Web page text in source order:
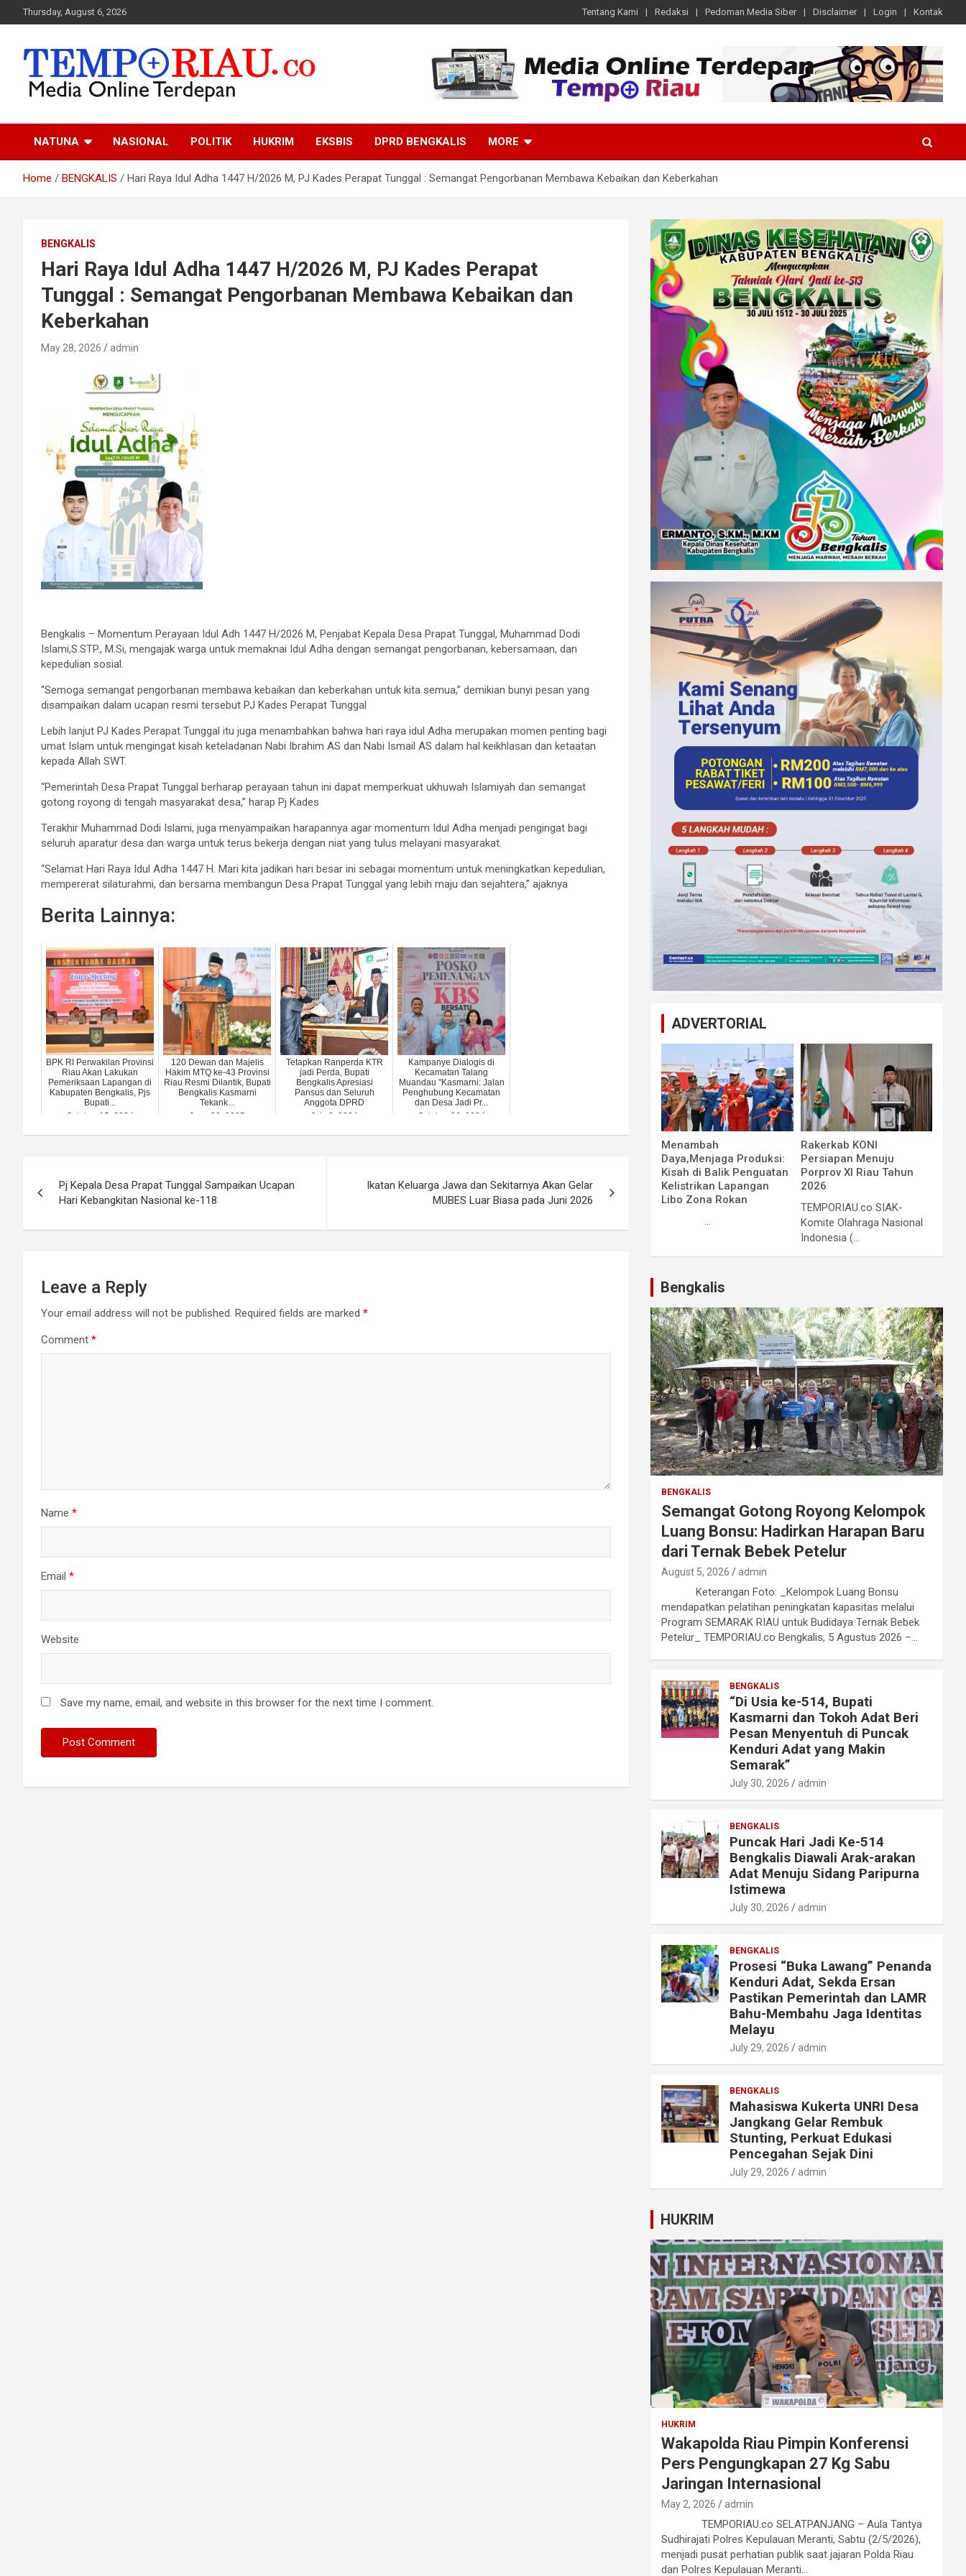
to
Thursday, August 6, 2026 Tentang Kami Redaksi Pedoman Media Siber Disclaimer Login Kontak
Tempo Riau
NATUNA NASIONAL POLITIK HUKRIM EKSBIS DPRD BENGKALIS MORE
Home BENGKALIS Hari Raya Idul Adha 1447 H/2026 M, PJ Kades Perapat Tunggal : Semangat Pengorbanan Membawa Kebaikan dan Keberkahan
BENGKALIS
Hari Raya Idul Adha 1447 H/2026 M, PJ Kades Perapat
Tunggal : Semangat Pengorbanan Membawa Kebaikan dan
Keberkahan
May 28, 2026 admin
Bengkalis – Momentum Perayaan Idul Adh 1447 H/2026 M, Penjabat Kepala Desa Prapat Tunggal, Muhammad Dodi
Islami,S.STP., M.Si, mengajak warga untuk memaknai Idul Adha dengan semangat pengorbanan, kebersamaan, dan
kepedulian sosial.
“Semoga semangat pengorbanan membawa kebaikan dan keberkahan untuk kita semua,” demikian bunyi pesan yang
disampaikan dalam ucapan resmi tersebut PJ Kades Perapat Tunggal
Lebih lanjut PJ Kades Perapat Tunggal itu juga menambahkan bahwa hari raya idul Adha merupakan momen penting bagi
umat Islam untuk mengingat kisah keteladanan Nabi Ibrahim AS dan Nabi Ismail AS dalam hal keikhlasan dan ketaatan
kepada Allah SWT.
“Pemerintah Desa Prapat Tunggal berharap perayaan tahun ini dapat memperkuat ukhuwah Islamiyah dan semangat
gotong royong di tengah masyarakat desa,” harap Pj Kades
Terakhir Muhammad Dodi Islami, juga menyampaikan harapannya agar momentum Idul Adha menjadi pengingat bagi
seluruh aparatur desa dan warga untuk terus bekerja dengan niat yang tulus melayani masyarakat.
“Selamat Hari Raya Idul Adha 1447 H. Mari kita jadikan hari besar ini sebagai momentum untuk meningkatkan kepedulian,
mempererat silaturahmi, dan bersama membangun Desa Prapat Tunggal yang lebih maju dan sejahtera,” ajaknya
Berita Lainnya:
BPK RI Perwakilan Provinsi
Riau Akan Lakukan
Pemeriksaan Lapangan di
Kabupaten Bengkalis, Pjs
Bupati...
October 15, 2024
120 Dewan dan Majelis
Hakim MTQ ke-43 Provinsi
Riau Resmi Dilantik, Bupati
Bengkalis Kasmarni
Tekank...
June 28, 2025
Tetapkan Ranperda KTR
jadi Perda, Bupati
Bengkalis Apresiasi
Pansus dan Seluruh
Anggota DPRD
July 2, 2024
Kampanye Dialogis di
Kecamatan Talang
Muandau "Kasmarni: Jalan
Penghubung Kecamatan
dan Desa Jadi Pr...
October 26, 2024
navigation
Pj Kepala Desa Prapat Tunggal Sampaikan Ucapan
Hari Kebangkitan Nasional ke-118
Ikatan Keluarga Jawa dan Sekitarnya Akan Gelar
MUBES Luar Biasa pada Juni 2026
Leave a Reply
Your email address will not be published. Required fields are marked *
Comment *
Name *
Email *
Website
Save my name, email, and website in this browser for the next time I comment.
ADVERTORIAL
Menambah
Daya,Menjaga Produksi:
Kisah di Balik Penguatan
Kelistrikan Lapangan
Libo Zona Rokan
...
Rakerkab KONI
Persiapan Menuju
Porprov XI Riau Tahun
2026
TEMPORIAU.co SIAK-
Komite Olahraga Nasional
Indonesia (...
Bengkalis
BENGKALIS
Semangat Gotong Royong Kelompok
Luang Bonsu: Hadirkan Harapan Baru
dari Ternak Bebek Petelur
August 5, 2026 admin
Keterangan Foto: _Kelompok Luang Bonsu
mendapatkan pelatihan peningkatan kapasitas melalui
Program SEMARAK RIAU untuk Budidaya Ternak Bebek
Petelur_ TEMPORIAU.co Bengkalis, 5 Agustus 2026 –…
BENGKALIS
“Di Usia ke-514, Bupati
Kasmarni dan Tokoh Adat Beri
Pesan Menyentuh di Puncak
Kenduri Adat yang Makin
Semarak”
July 30, 2026 admin
BENGKALIS
Puncak Hari Jadi Ke-514
Bengkalis Diawali Arak-arakan
Adat Menuju Sidang Paripurna
Istimewa
July 30, 2026 admin
BENGKALIS
Prosesi “Buka Lawang” Penanda
Kenduri Adat, Sekda Ersan
Pastikan Pemerintah dan LAMR
Bahu-Membahu Jaga Identitas
Melayu
July 29, 2026 admin
BENGKALIS
Mahasiswa Kukerta UNRI Desa
Jangkang Gelar Rembuk
Stunting, Perkuat Edukasi
Pencegahan Sejak Dini
July 29, 2026 admin
HUKRIM
HUKRIM
Wakapolda Riau Pimpin Konferensi
Pers Pengungkapan 27 Kg Sabu
Jaringan Internasional
May 2, 2026 admin
TEMPORIAU.co SELATPANJANG – Aula Tantya
Sudhirajati Polres Kepulauan Meranti, Sabtu (2/5/2026),
menjadi pusat perhatian publik saat jajaran Polda Riau
dan Polres Kepulauan Meranti…